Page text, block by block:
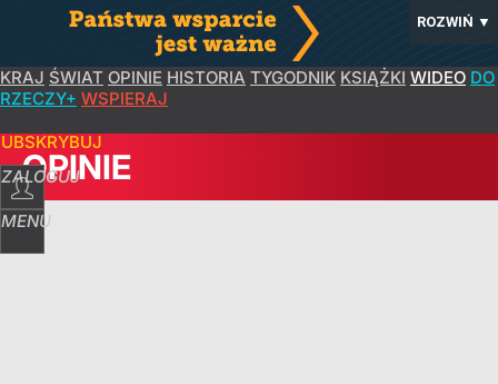
ROZWIŃ ▼
KRAJ ŚWIAT OPINIE HISTORIA TYGODNIK KSIĄŻKI WIDEO DO
RZECZY+ WSPIERAJ
ZALOGUJ
MENU
OPINIE